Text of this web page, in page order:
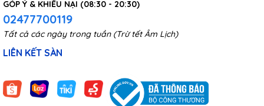
GÓP Ý & KHIẾU NẠI (08:30 - 20:30)
02477700119
Tất cả các ngày trong tuần (Trừ tết Âm Lịch)
LIÊN KẾT SÀN